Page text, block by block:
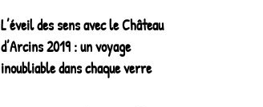
L’éveil des sens avec le Château
d’Arcins 2019 : un voyage
inoubliable dans chaque verre